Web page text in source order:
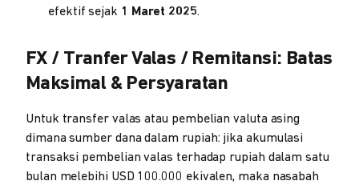
efektif sejak 1 Maret 2025.
FX / Tranfer Valas / Remitansi: Batas
Maksimal & Persyaratan
Untuk transfer valas atau pembelian valuta asing
dimana sumber dana dalam rupiah: jika akumulasi
transaksi pembelian valas terhadap rupiah dalam satu
bulan melebihi USD 100.000 ekivalen, maka nasabah